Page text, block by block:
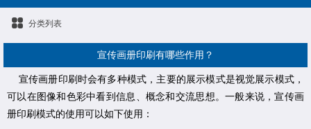
分类列表
宣传画册印刷有哪些作用？
宣传画册印刷时会有多种模式，主要的展示模式是视觉展示模式，
可以在图像和色彩中看到信息、概念和交流思想。一般来说，宣传画
册印刷模式的使用可以如下使用：